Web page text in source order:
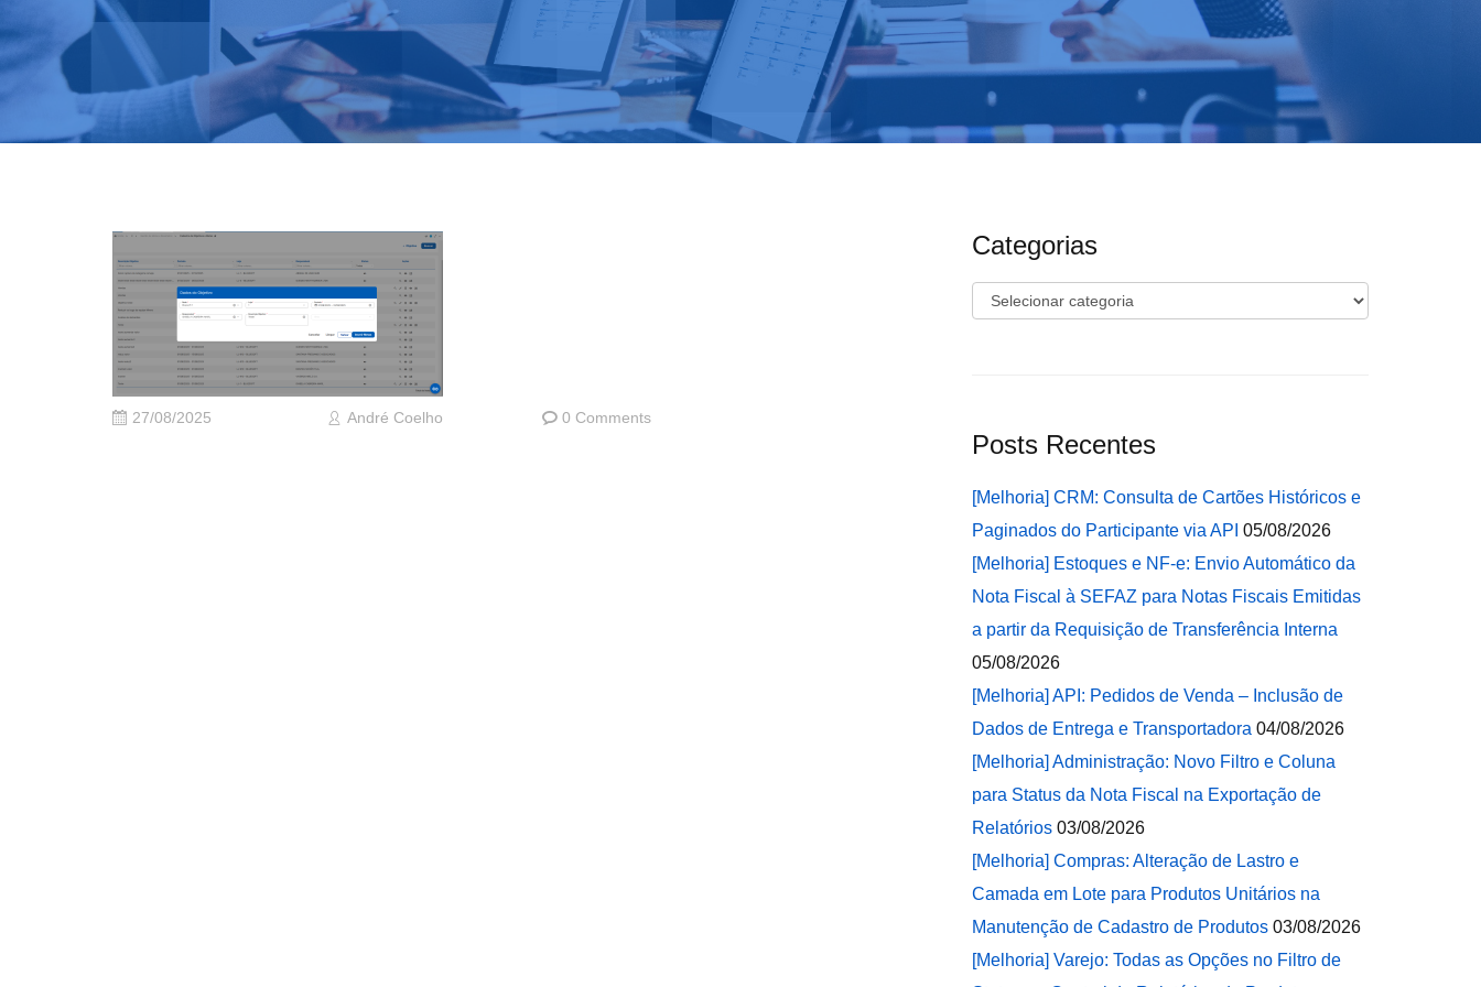
27/08/2025 André Coelho 0 Comments
Categorias
Categorias
Posts Recentes
[Melhoria] CRM: Consulta de Cartões Históricos e
Paginados do Participante via API 05/08/2026
[Melhoria] Estoques e NF-e: Envio Automático da
Nota Fiscal à SEFAZ para Notas Fiscais Emitidas
a partir da Requisição de Transferência Interna
05/08/2026
[Melhoria] API: Pedidos de Venda – Inclusão de
Dados de Entrega e Transportadora 04/08/2026
[Melhoria] Administração: Novo Filtro e Coluna
para Status da Nota Fiscal na Exportação de
Relatórios 03/08/2026
[Melhoria] Compras: Alteração de Lastro e
Camada em Lote para Produtos Unitários na
Manutenção de Cadastro de Produtos 03/08/2026
[Melhoria] Varejo: Todas as Opções no Filtro de